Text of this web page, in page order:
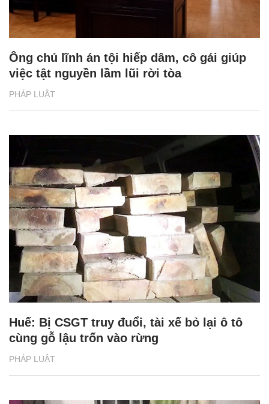
PHÁP LUẬT
Ông chủ lĩnh án tội hiếp dâm, cô gái giúp
việc tật nguyền lầm lũi rời tòa
PHÁP LUẬT
Huế: Bị CSGT truy đuổi, tài xế bỏ lại ô tô
cùng gỗ lậu trốn vào rừng